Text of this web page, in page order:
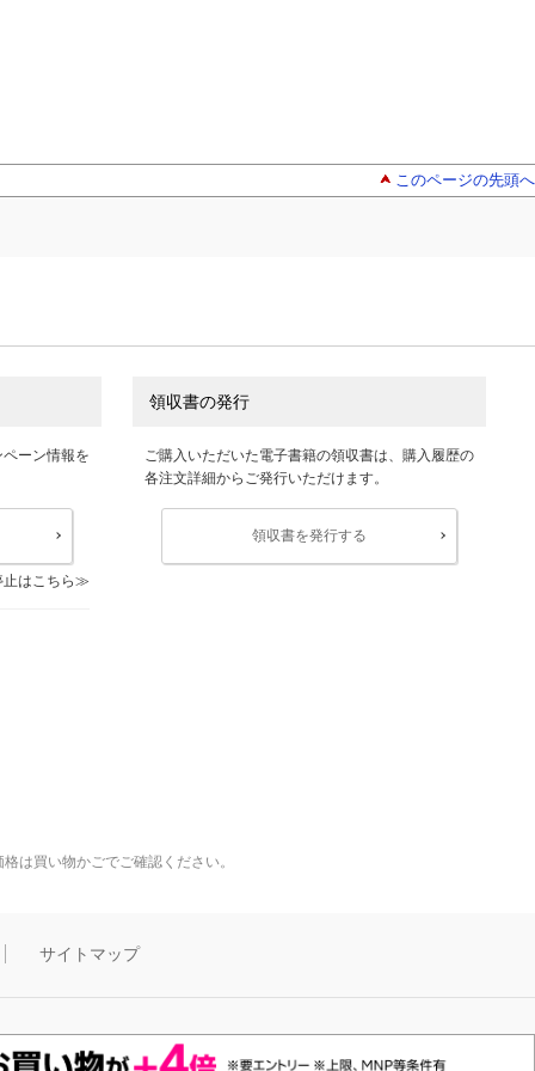
このページの先頭へ
ーン情報を
はこちら
領収書の発行
ご購入いただいた電子書籍の領収書は、購入履歴の
各注文詳細からご発行いただけます。
領収書を発行する
は買い物かごでご確認ください。
サイトマップ